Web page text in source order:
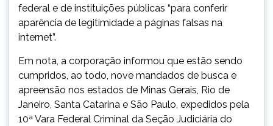
federal e de instituições públicas “para conferir
aparência de legitimidade a páginas falsas na
internet”.
Em nota, a corporação informou que estão sendo
cumpridos, ao todo, nove mandados de busca e
apreensão nos estados de Minas Gerais, Rio de
Janeiro, Santa Catarina e São Paulo, expedidos pela
10ª Vara Federal Criminal da Seção Judiciária do